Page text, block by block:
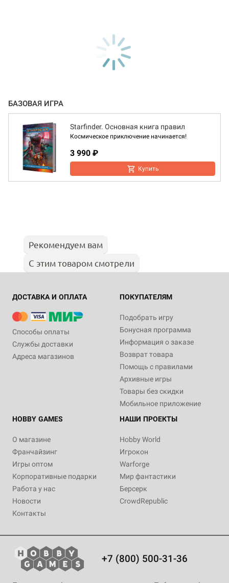
БАЗОВАЯ ИГРА
Starfinder. Основная книга правил
Космическое приключение начинается!
3 990 ₽
Купить
Рекомендуем вам
С этим товаром смотрели
ДОСТАВКА И ОПЛАТА
Способы оплаты
Службы доставки
Адреса магазинов
ПОКУПАТЕЛЯМ
Подобрать игру
Бонусная программа
Информация о заказе
Возврат товара
Помощь с правилами
Архивные игры
Товары без скидки
Мобильное приложение
HOBBY GAMES
О магазине
Франчайзинг
Игры оптом
Корпоративные подарки
Работа у нас
Новости
Контакты
НАШИ ПРОЕКТЫ
Hobby World
Игрокон
Warforge
Мир фантастики
Берсерк
CrowdRepublic
+7 (800) 500-31-36